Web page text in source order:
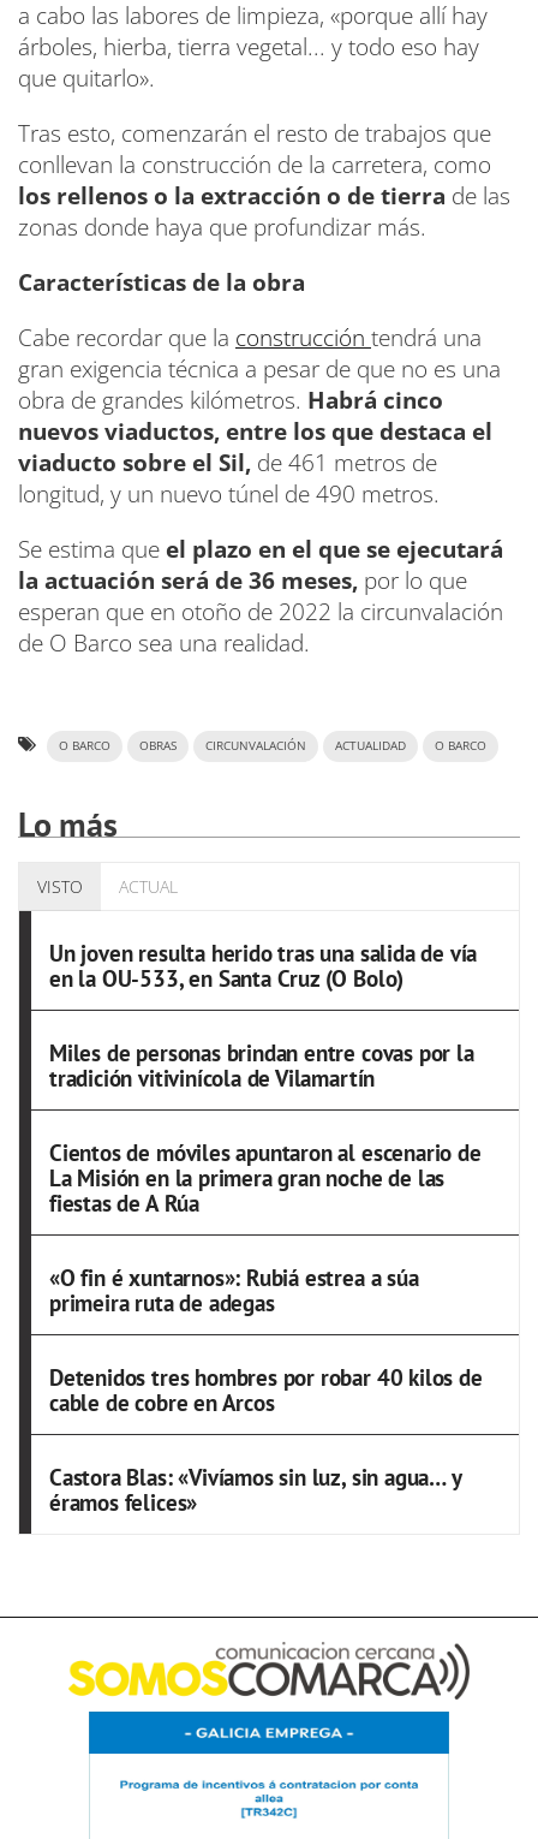
a cabo las labores de limpieza, «porque allí hay
árboles, hierba, tierra vegetal... y todo eso hay
que quitarlo».
Tras esto, comenzarán el resto de trabajos que
conllevan la construcción de la carretera, como
los rellenos o la extracción o de tierra de las
zonas donde haya que profundizar más.
Características de la obra
Cabe recordar que la construcción tendrá una
gran exigencia técnica a pesar de que no es una
obra de grandes kilómetros. Habrá cinco
nuevos viaductos, entre los que destaca el
viaducto sobre el Sil, de 461 metros de
longitud, y un nuevo túnel de 490 metros.
Se estima que el plazo en el que se ejecutará
la actuación será de 36 meses, por lo que
esperan que en otoño de 2022 la circunvalación
de O Barco sea una realidad.
O BARCO OBRAS CIRCUNVALACIÓN ACTUALIDAD O BARCO
Lo más
VISTO ACTUAL
Un joven resulta herido tras una salida de vía
en la OU-533, en Santa Cruz (O Bolo)
Miles de personas brindan entre covas por la
tradición vitivinícola de Vilamartín
Cientos de móviles apuntaron al escenario de
La Misión en la primera gran noche de las
fiestas de A Rúa
«O fin é xuntarnos»: Rubiá estrea a súa
primeira ruta de adegas
Detenidos tres hombres por robar 40 kilos de
cable de cobre en Arcos
Castora Blas: «Vivíamos sin luz, sin agua… y
éramos felices»